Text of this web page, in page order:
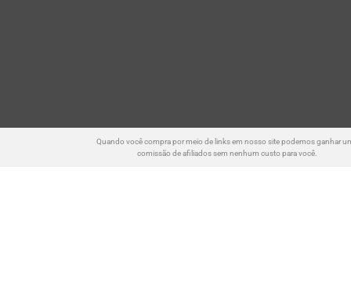
Quando você compra por meio de links em nosso site podemos ganhar
comissão de afiliados sem nenhum custo para você.